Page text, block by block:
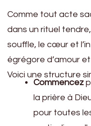
Comme tout acte
dans un rituel
souffle, le cœur et
égrégore d’amour
Voici une structure
Commencez
la prière à
pour toutes